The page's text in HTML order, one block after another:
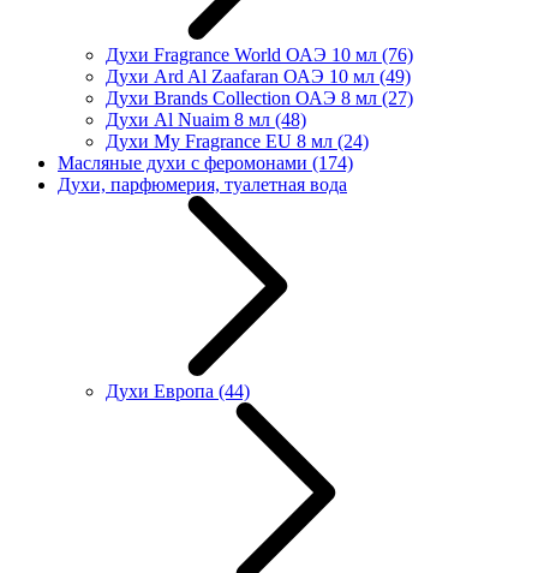
Духи Fragrance World ОАЭ 10 мл (76)
Духи Ard Al Zaafaran ОАЭ 10 мл (49)
Духи Brands Collection ОАЭ 8 мл (27)
Духи Al Nuaim 8 мл (48)
Духи My Fragrance EU 8 мл (24)
Масляные духи с феромонами (174)
Духи, парфюмерия, туалетная вода
Духи Европа (44)